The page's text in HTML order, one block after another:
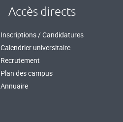
Accès directs
Inscriptions / Candidatures
Calendrier universitaire
Recrutement
Plan des campus
Annuaire